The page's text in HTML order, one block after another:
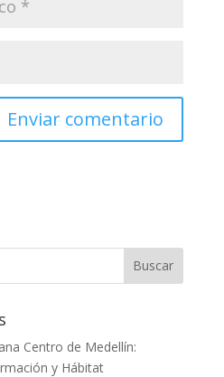
Centro de Medellín:
y Hábitat